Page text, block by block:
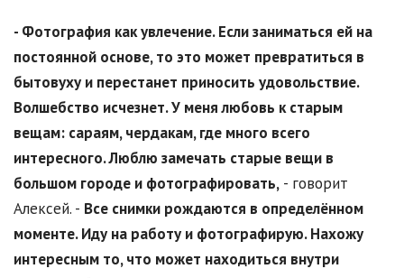
- Фотография как увлечение. Если заниматься ей на
постоянной основе, то это может превратиться в
бытовуху и перестанет приносить удовольствие.
Волшебство исчезнет. У меня любовь к старым
вещам: сараям, чердакам, где много всего
интересного. Люблю замечать старые вещи в
большом городе и фотографировать, - говорит
Алексей. - Все снимки рождаются в определённом
моменте. Иду на работу и фотографирую. Нахожу
интересным то, что может находиться внутри